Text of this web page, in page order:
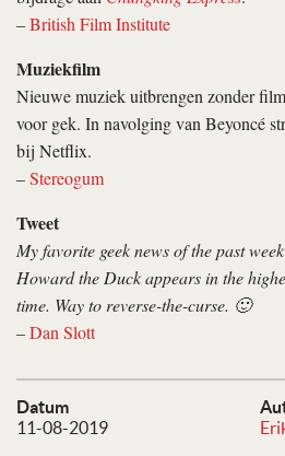
Datum
11-08-2019
–British Film Institute
Muziekfilm
Nieuwe muziek uitbrengen zonder
voor gek. In navolging van Beyoncé
bij Netflix.
–Stereogum
Tweet
My favorite geek news of the past
Howard the Duck appears in the
time. Way to reverse-the-curse. 🙂
–Dan Slott